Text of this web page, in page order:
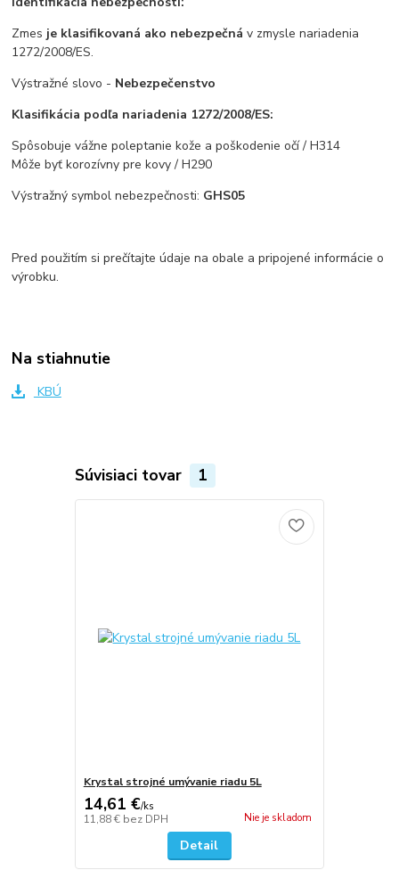
Zmes je klasifikovaná ako nebezpečná v zmysle nariadenia
1272/2008/ES.
Výstražné slovo - Nebezpečenstvo
Klasifikácia podľa nariadenia 1272/2008/ES:
Spôsobuje vážne poleptanie kože a poškodenieočí/ H314
Môže byť korozívny pre kovy / H290
Výstražný symbol nebezpečnosti: GHS05
Pred použitím si prečítajte údaje na obale a pripojené informácie o
výrobku.​
Na stiahnutie
KBÚ
Súvisiaci tovar 1
Krystal strojné umývanie riadu 5L
14,61 €/ks
11,88 € bez DPH Nie je skladom
Detail